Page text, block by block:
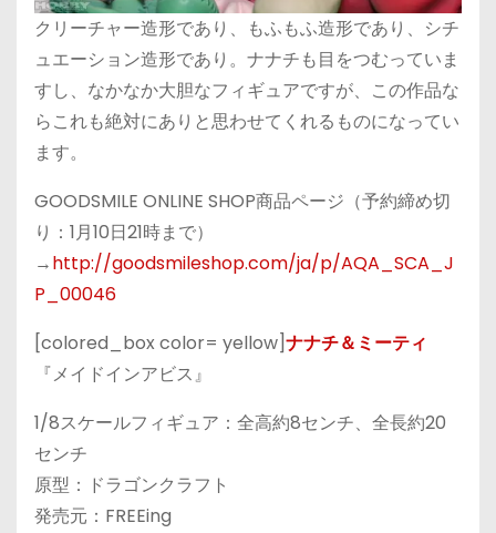
クリーチャー造形であり、もふもふ造形であり、シチ
ュエーション造形であり。ナナチも目をつむっていま
すし、なかなか大胆なフィギュアですが、この作品な
らこれも絶対にありと思わせてくれるものになってい
ます。
GOODSMILE ONLINE SHOP商品ページ（予約締め切
り：1月10日21時まで）
→http://goodsmileshop.com/ja/p/AQA_SCA_J
P_00046
[colored_box color= yellow]ナナチ＆ミーティ
『メイドインアビス』
1/8スケールフィギュア：全高約8センチ、全長約20
センチ
原型：ドラゴンクラフト
発売元：FREEing